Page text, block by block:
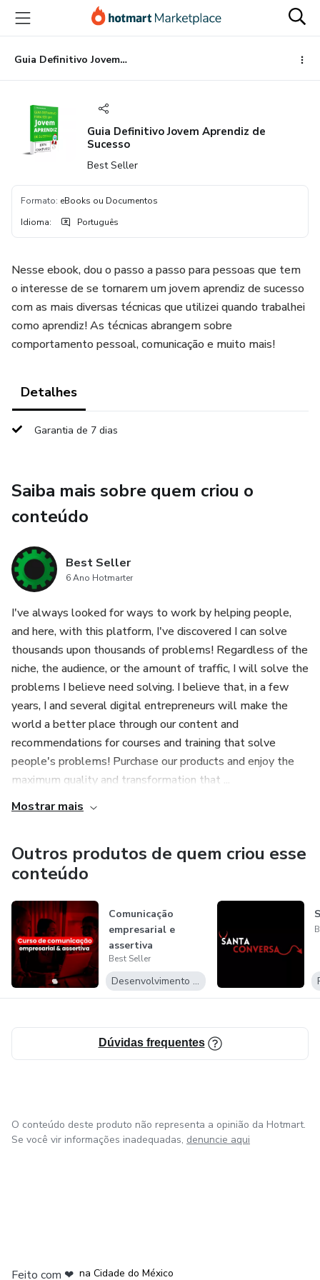
para
conteúdo
principal
para
pagamento
para
rodapé
Guia Definitivo Jovem Aprendiz de Sucesso
Guia Definitivo Jovem Aprendiz de
Sucesso
Best Seller
Formato: eBooks ou Documentos
Idioma: Português
Nesse ebook, dou o passo a passo para pessoas que tem
o interesse de se tornarem um jovem aprendiz de sucesso
com as mais diversas técnicas que utilizei quando trabalhei
como aprendiz! As técnicas abrangem sobre
comportamento pessoal, comunicação e muito mais!
Detalhes
Garantia de 7 dias
Saiba mais sobre quem criou o
conteúdo
Best Seller
6 Ano Hotmarter
I've always looked for ways to work by helping people,
and here, with this platform, I've discovered I can solve
thousands upon thousands of problems! Regardless of the
niche, the audience, or the amount of traffic, I will solve the
problems I believe need solving. I believe that, in a few
years, I and several digital entrepreneurs will make the
world a better place through our content and
recommendations for courses and training that solve
people's problems! Purchase our products and enjoy the
maximum quality and transformation that ...
Mostrar mais
Outros produtos de quem criou esse
conteúdo
Comunicação
empresarial e
assertiva
Best Seller
Desenvolvimento Pessoal
Dúvidas frequentes
O conteúdo deste produto não representa a opinião da Hotmart.
Se você vir informações inadequadas, denuncie aqui
Feito com ❤ na Cidade do México